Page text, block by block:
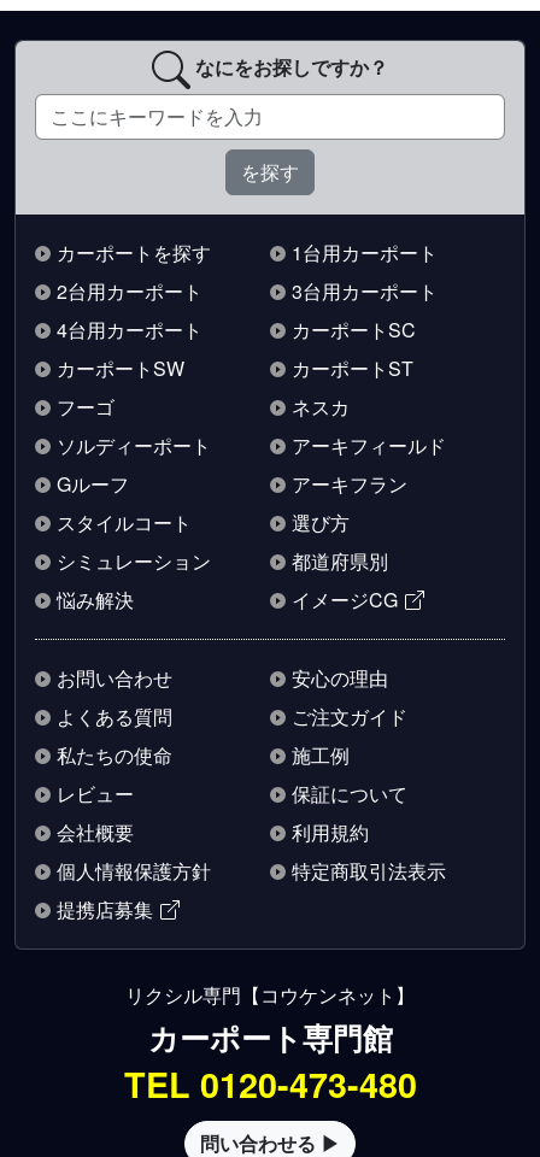
なにをお探しですか？
カーポートを探す
1台用カーポート
2台用カーポート
3台用カーポート
4台用カーポート
カーポートSC
カーポートSW
カーポートST
フーゴ
ネスカ
ソルディーポート
アーキフィールド
Gルーフ
アーキフラン
スタイルコート
選び方
シミュレーション
都道府県別
悩み解決
イメージCG
お問い合わせ
安心の理由
よくある質問
ご注文ガイド
私たちの使命
施工例
レビュー
保証について
会社概要
利用規約
個人情報保護方針
特定商取引法表示
提携店募集
リクシル専門【コウケンネット】
カーポート専門館
TEL 0120-473-480
問い合わせる ▶